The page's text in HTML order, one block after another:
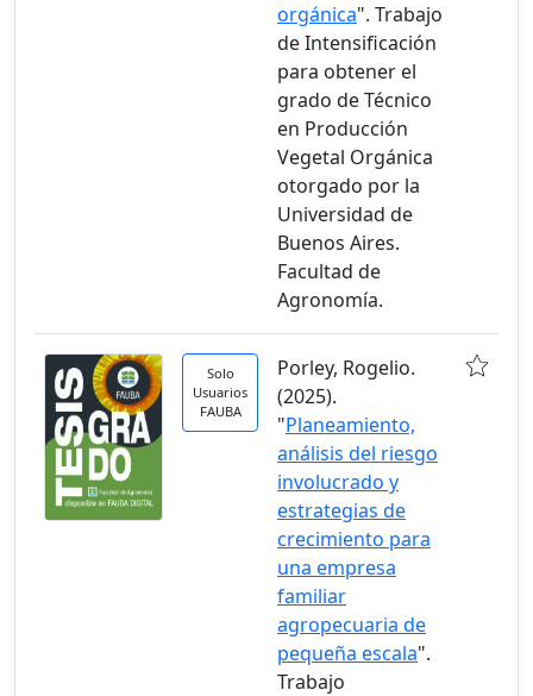
orgánica". Trabajo
de Intensificación
para obtener el
grado de Técnico
en Producción
Vegetal Orgánica
otorgado por la
Universidad de
Buenos Aires.
Facultad de
Agronomía.
Solo
Usuarios
FAUBA
Porley, Rogelio.
(2025).
"Planeamiento,
análisis del riesgo
involucrado y
estrategias de
crecimiento para
una empresa
familiar
agropecuaria de
pequeña escala".
Trabajo